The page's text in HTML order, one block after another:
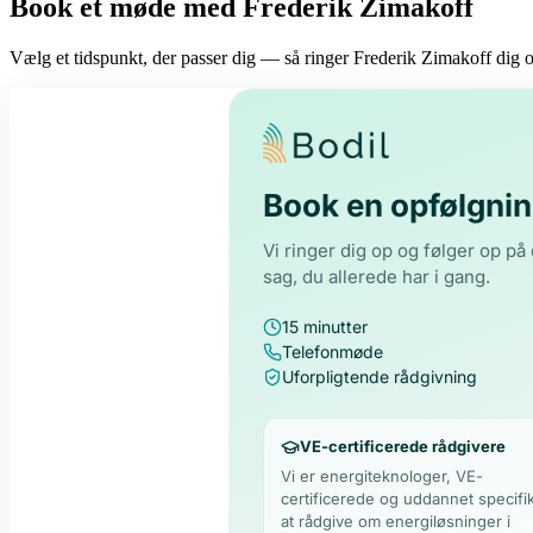
Book et møde med Frederik Zimakoff
Vælg et tidspunkt, der passer dig — så ringer Frederik Zimakoff dig